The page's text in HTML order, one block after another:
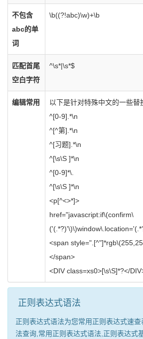
不包含
abc的单
词
\b((?!abc)\w)+\b
匹配首尾
空白字符
^\s*|\s*$
编辑常用
以下是针对特殊中文的一些替
^[0-9].*\n
^[^第].*\n
^[习题].*\n
^[\s\S ]*\n
^[0-9]*\.
^[\s\S ]*\n
<p[^<>*]>
href="javascript:if\(confirm\
<span
</span>
<DIV class=xs0>[\s\S]*?</
正则表达式语法
正则表达式语法为您常用正则表达式速
法查询,常用正则表达式语法,正则表达式